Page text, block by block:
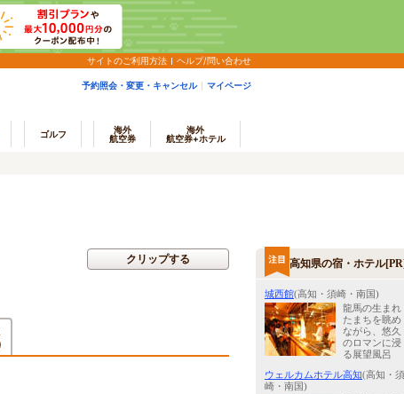
サイトのご利用方法 ヘルプ/問い合わせ
予約照会・変更・キャンセル マイページ
ゴルフ
海外
航空券
海外
航空券+ホテル
クリップする 高知県の宿・ホテル
城西館(高知・須崎・南国)
龍馬の生まれ
たまちを眺め
ながら、悠久
のロマンに浸
る展望風呂
ウェルカムホテル高知(高知・須
崎・南国)